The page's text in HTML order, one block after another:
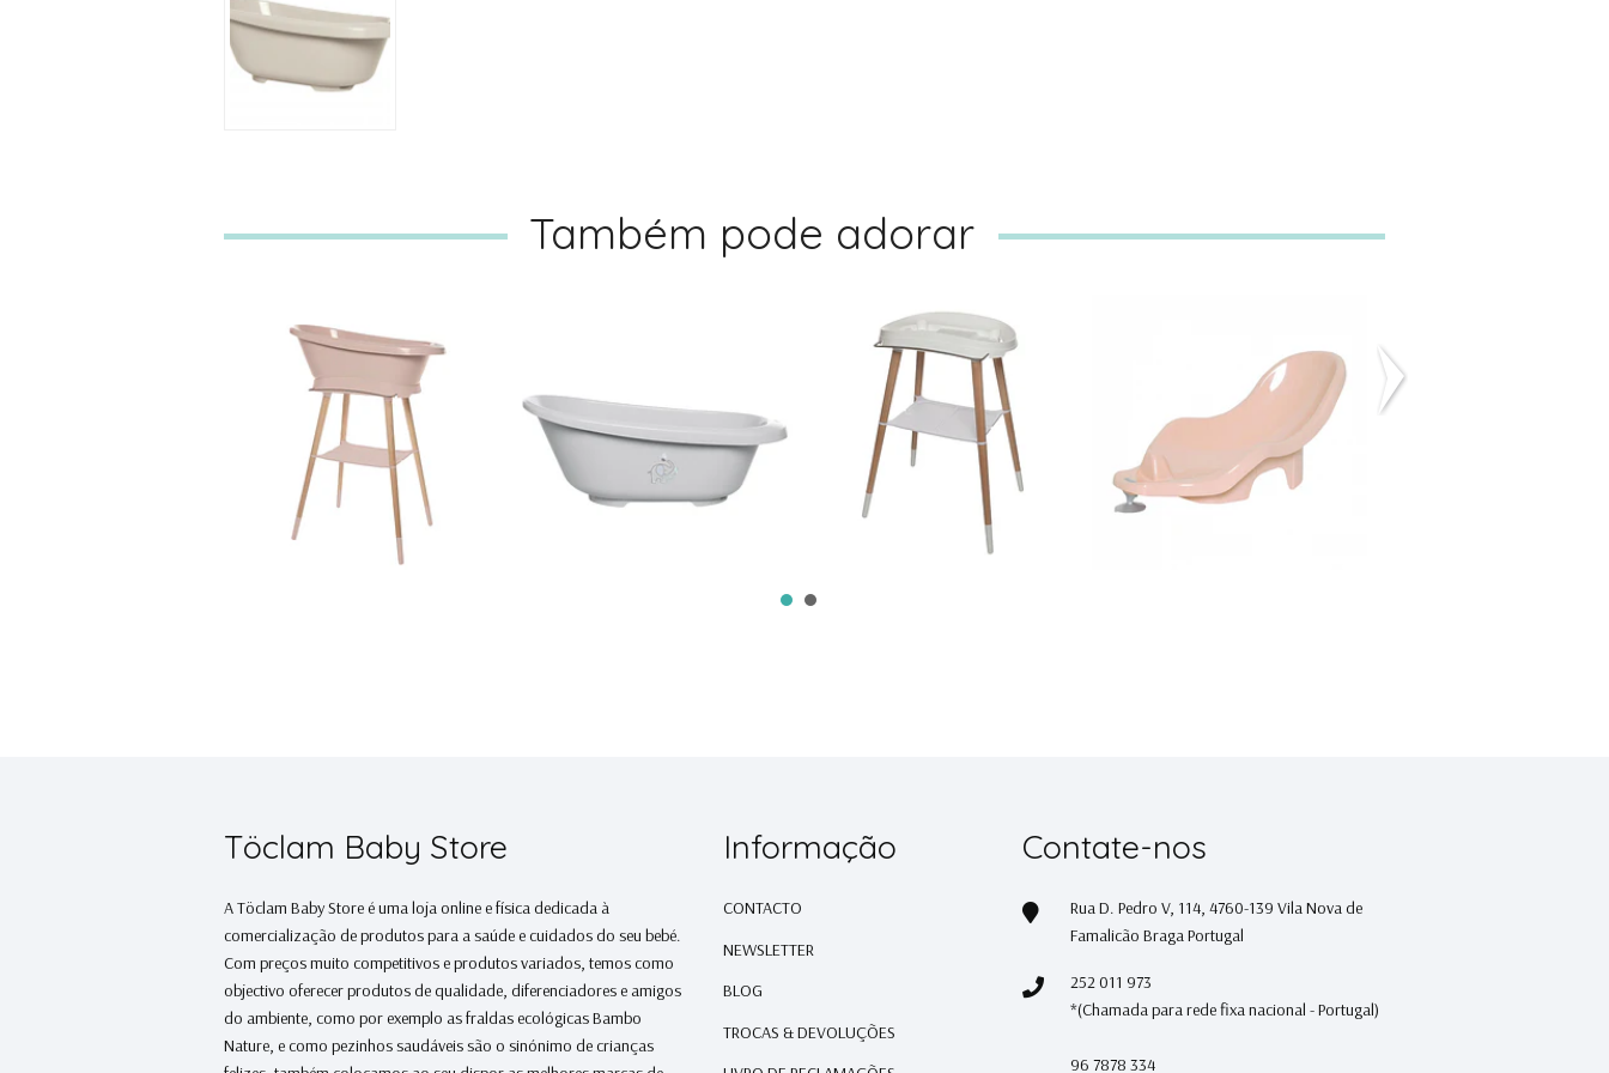
Também pode adorar
BANHEIRA SENSE
LED & SUPORT...
153,85€ 33,95€
SUPORTE SENSE -
BÉBÉ JOU
83,90€
ASSENTO DE
BANHO FABULOUS
-...
24,45€
SUPORTE KAI-
Töclam Baby Store
A Töclam Baby Store é uma loja online e física dedicada à
comercialização de produtos para a saúde e cuidados do seu bebé.
Com preços muito competitivos e produtos variados, temos como
objectivo oferecer produtos de qualidade, diferenciadores e amigos
do ambiente, como por exemplo as fraldas ecológicas Bambo
Nature, e como pezinhos saudáveis são o sinónimo de crianças
Informação
CONTACTO
NEWSLETTER
BLOG
TROCAS & DEVOLUÇÕES
Contate-nos
Rua D. Pedro V, 114, 4760-139 Vila Nova de
Famalicão Braga Portugal
252 011 973
*(Chamada para rede fixa nacional - Portugal)
96 7878 334